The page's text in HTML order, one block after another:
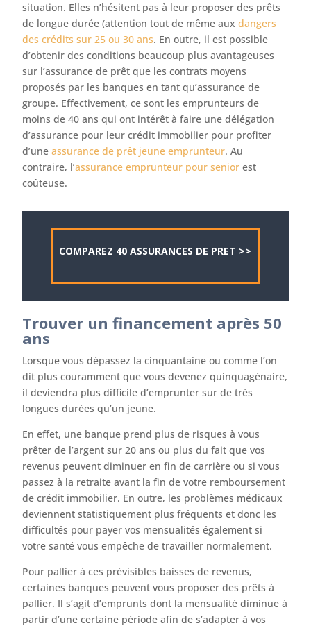
situation. Elles n’hésitent pas à leur proposer des prêts
de longue durée (attention tout de même auxdangers
des crédits sur 25 ou 30 ans. En outre, il est possible
d’obtenir des conditions beaucoup plus avantageuses
sur l’assurance de prêt que les contrats moyens
proposés par les banques en tant qu’assurance de
groupe. Effectivement, ce sont les emprunteurs de
moins de 40 ans qui ont intérêt à faire une délégation
d’assurance pour leur crédit immobilier pour profiter
d’uneassurance de prêt jeune emprunteur. Au
contraire, l’assurance emprunteur pour senior est
coûteuse.
COMPAREZ 40 ASSURANCES DE PRET >>
Trouver un financement après 50
ans
Lorsque vous dépassez la cinquantaine ou comme l’on
dit plus couramment que vous devenez quinquagénaire,
il deviendra plus difficile d’emprunter sur de très
longues durées qu’un jeune.
En effet, une banque prend plus de risques à vous
prêter de l’argent sur 20 ans ou plus du fait que vos
revenus peuvent diminuer en fin de carrière ou si vous
passez à la retraite avant la fin de votre remboursement
de crédit immobilier. En outre, les problèmes médicaux
deviennent statistiquement plus fréquents et donc les
difficultés pour payer vos mensualités également si
votre santé vous empêche de travailler normalement.
Pour pallier à ces prévisibles baisses de revenus,
certaines banques peuvent vous proposer des prêts à
pallier. Il s’agit d’emprunts dont la mensualité diminue à
partir d’une certaine période afin de s’adapter à vos